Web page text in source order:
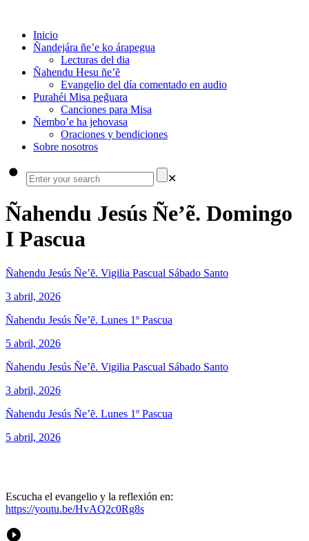
Inicio
Ñandejára ñe’e ko árapegua
Lecturas del dia
Ñahendu Hesu ñe’ẽ
Evangelio del día comentado en audio
Purahéi Misa peg̃uara
Canciones para Misa
Ñembo’e ha jehovasa
Oraciones y bendiciones
Sobre nosotros
✕
Ñahendu Jesús Ñe’ẽ. Domingo
I Pascua
Ñahendu Jesús Ñe’ẽ. Vigilia Pascual Sábado Santo
3 abril, 2026
Ñahendu Jesús Ñe’ẽ. Lunes 1º Pascua
5 abril, 2026
Ñahendu Jesús Ñe’ẽ. Vigilia Pascual Sábado Santo
3 abril, 2026
Ñahendu Jesús Ñe’ẽ. Lunes 1º Pascua
5 abril, 2026
Escucha el evangelio y la reflexión en:
https://youtu.be/HvAQ2c0Rg8s
play_circle_filled